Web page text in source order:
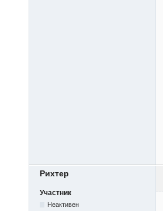
Рихтер
Участник
Неактивен